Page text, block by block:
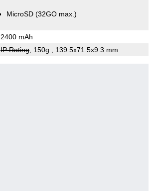
MicroSD (32GO max.)
2400 mAh
IP Rating, 150g , 139.5x71.5x9.3 mm